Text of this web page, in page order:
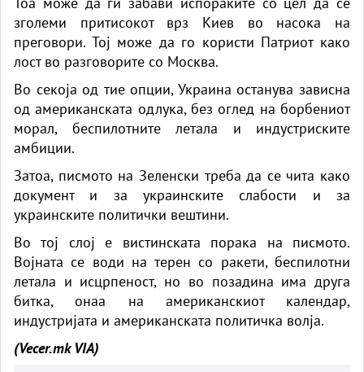
зголеми притисокот врз Киев во насока на
преговори. Тој може да го користи Патриот како
лост во разговорите со Москва.
Во секоја од тие опции, Украина останува зависна
од американската одлука, без оглед на борбениот
морал, беспилотните летала и индустриските
амбиции.
Затоа, писмото на Зеленски треба да се чита како
документ и за украинските слабости и за
украинските политички вештини.
Во тој слој е вистинската порака на писмото.
Војната се води на терен со ракети, беспилотни
летала и исцрпеност, но во позадина има друга
битка, онаа на американскиот календар,
индустријата и американската политичка волја.
(Vecer.mkVIA)